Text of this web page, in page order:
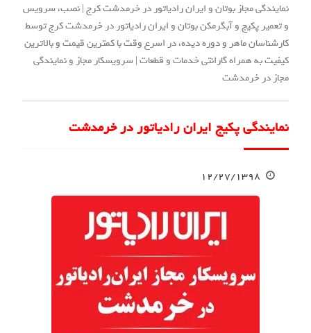
نمایندگی مجاز بوتان و ایران رادیاتور در خرمدشت کرج | نصب، سرویس
و تعمیر پکیج و آبگرمکن بوتان و ایران رادیاتور در خرمدشت کرج توسط
کارشناسان ماهر و دوره دیده، در اسرع وقت با کمترین قیمت و بالاترین
کیفیت به همراه گارانتی خدمات و قطعات | سرویسکار مجاز و نمایندگی
مجاز در خرمدشت
نمایندگی پکیج ایران رادیاتور در خرمدشت
۱۲/۲۷/۱۳۹۸